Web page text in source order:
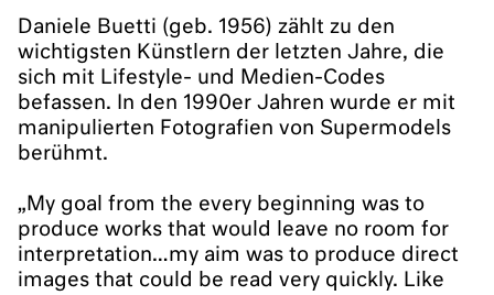
Daniele Buetti (geb. 1956) zählt zu den
wichtigsten Künstlern der letzten Jahre, die
sich mit Lifestyle- und Medien-Codes
befassen. In den 1990er Jahren wurde er mit
manipulierten Fotografien von Supermodels
berühmt.
„My goal from the every beginning was to
produce works that would leave no room for
interpretation…my aim was to produce direct
images that could be read very quickly. Like